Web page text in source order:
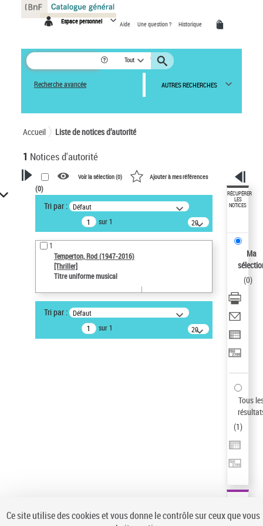
Espace personnel Aide Une question ? Historique
Tout
Recherche avancée AUTRES RECHERCHES
Accueil Liste de notices d’autorité
1 Notices d'autorité
VOTRE RECHERCHE
Recherche avancée dans les
notices d’autorité
Œuvres liées à l'auteur :
Temperton, Rod (1947-2016)
Auteur d’œuvre
Statut de la notice d’autorité
Notice élémentaire
Type de notice d'autorité
Voir la sélection (0) Ajouter à mes références
(0)
Tri par : Défaut
sur 1
20
résultats/page
1
Temperton, Rod (1947-2016)
[Thriller]
Titre uniforme musical
Tri par : Défaut
sur 1
20
résultats/page
RÉCUPÉRER
LES
NOTICES
Ma
(0)
Tous
(1)
Panneau de gestion des cookies
Ce site utilise des cookies et vous donne le contrôle sur ceux que vous